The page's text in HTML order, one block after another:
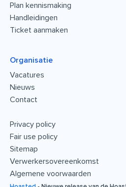
Plan kennismaking
Handleidingen
Ticket aanmaken
Organisatie
Vacatures
Nieuws
Contact
Privacy policy
Fair use policy
Sitemap
Verwerkersovereenkomst
Algemene voorwaarden